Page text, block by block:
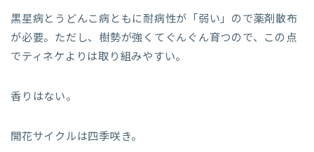
黒星病とうどんこ病ともに耐病性が「弱い」ので薬剤散布
が必要。ただし、樹勢が強くてぐんぐん育つので、この点
でティネケよりは取り組みやすい。
香りはない。
開花サイクルは四季咲き。